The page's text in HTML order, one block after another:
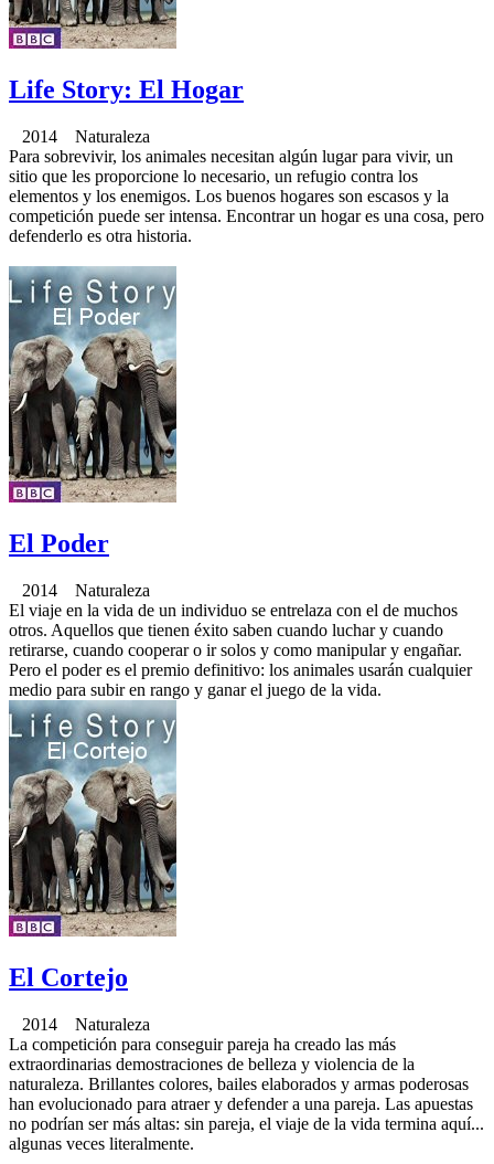
Life Story: El Hogar
2014 Naturaleza
Para sobrevivir, los animales necesitan algún lugar para vivir, un
sitio que les proporcione lo necesario, un refugio contra los
elementos y los enemigos. Los buenos hogares son escasos y la
competición puede ser intensa. Encontrar un hogar es una cosa, pero
defenderlo es otra historia.
El Poder
2014 Naturaleza
El viaje en la vida de un individuo se entrelaza con el de muchos
otros. Aquellos que tienen éxito saben cuando luchar y cuando
retirarse, cuando cooperar o ir solos y como manipular y engañar.
Pero el poder es el premio definitivo: los animales usarán cualquier
medio para subir en rango y ganar el juego de la vida.
El Cortejo
2014 Naturaleza
La competición para conseguir pareja ha creado las más
extraordinarias demostraciones de belleza y violencia de la
naturaleza. Brillantes colores, bailes elaborados y armas poderosas
han evolucionado para atraer y defender a una pareja. Las apuestas
no podrían ser más altas: sin pareja, el viaje de la vida termina aquí...
algunas veces literalmente.